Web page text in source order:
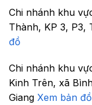
Chi nhánh khu
Thành, KP 3, P3,
đồ
Chi nhánh khu
Kinh Trên, xã
Giang Xem bản đồ